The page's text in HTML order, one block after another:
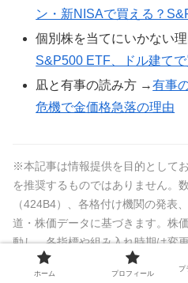
ン・新NISAで買える？
個別株を当てにいかない
S&P500 ETF、ドル建て
凪と有事の読み方 →有事
危機で金価格急落の理由
※本記事は情報提供を目的として
を推奨するものではありません。
（424B4）、各格付け機関の発表
道・株価データに基づきます。株
動し、各指標や組み入れ時期は変
規公開株（IPO）や個別株は価格
があります。投資判断はご自身の
ホーム プロフィール
プ